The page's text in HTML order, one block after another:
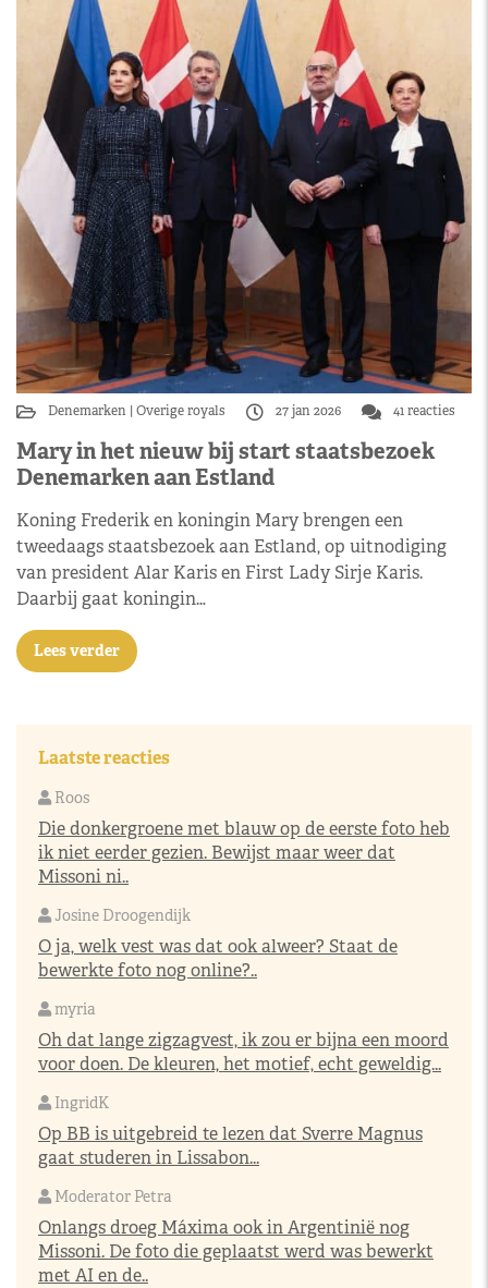
Denemarken Overige royals 27 jan 2026 41 reacties
Mary in het nieuw bij start staatsbezoek
Denemarken aan Estland
Koning Frederik en koningin Mary brengen een
tweedaags staatsbezoek aan Estland, op uitnodiging
van president Alar Karis en First Lady Sirje Karis.
Daarbij gaat koningin…
Lees verder
Laatste reacties
Roos
Die donkergroene met blauw op de eerste foto heb
ik niet eerder gezien. Bewijst maar weer dat
Missoni ni..
Josine Droogendijk
O ja, welk vest was dat ook alweer? Staat de
bewerkte foto nog online?..
myria
Oh dat lange zigzagvest, ik zou er bijna een moord
voor doen. De kleuren, het motief, echt geweldig...
IngridK
Op BB is uitgebreid te lezen dat Sverre Magnus
gaat studeren in Lissabon...
Moderator Petra
Onlangs droeg Máxima ook in Argentinië nog
Missoni. De foto die geplaatst werd was bewerkt
met AI en de..